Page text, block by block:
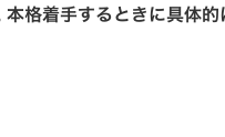
格着手するときに具体的